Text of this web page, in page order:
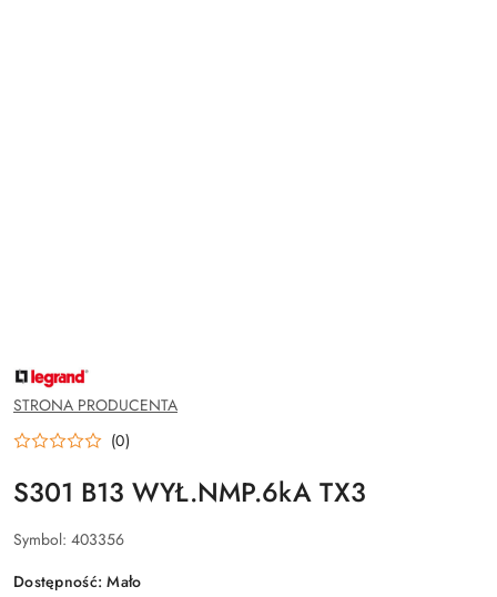
NAZWA
PRODUCENTA:
LEGRAND
STRONA PRODUCENTA
(0)
S301 B13 WYŁ.NMP.6kA TX3
Symbol: 403356
Dostępność:Mało